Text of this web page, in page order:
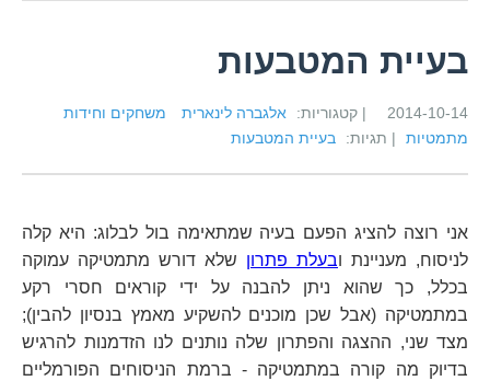
בעיית המטבעות
2014-10-14 | קטגוריות: אלגברה לינארית
משחקים וחידות
מתמטיות
| תגיות: בעיית המטבעות
אני רוצה להציג הפעם בעיה שמתאימה בול לבלוג: היא קלה
לניסוח, מעניינת ובעלת פתרון שלא דורש מתמטיקה עמוקה
בכלל, כך שהוא ניתן להבנה על ידי קוראים חסרי רקע
במתמטיקה (אבל שכן מוכנים להשקיע מאמץ בנסיון להבין);
מצד שני, ההצגה והפתרון שלה נותנים לנו הזדמנות להרגיש
בדיוק מה קורה במתמטיקה - ברמת הניסוחים הפורמליים